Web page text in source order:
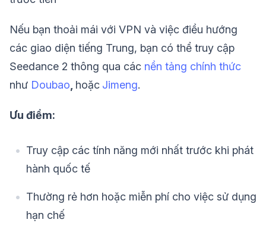
Nếu bạn thoải mái với VPN và việc điều hướng
các giao diện tiếng Trung, bạn có thể truy cập
Seedance 2 thông qua các nền tảng chính thức
như Doubao hoặc Jimeng.
Ưu điểm:
Truy cập các tính năng mới nhất trước khi phát
hành quốc tế
Thường rẻ hơn hoặc miễn phí cho việc sử dụng
hạn chế